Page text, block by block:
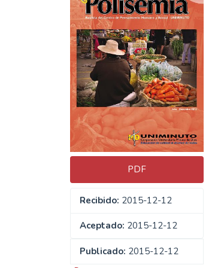
lateral
del
artículo
PDF
Recibido: 2015-12-12
Aceptado: 2015-12-12
Publicado: 2015-12-12